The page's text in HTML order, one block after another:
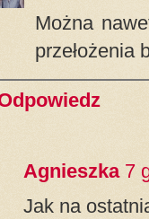
Można
przełożenia
Agnieszka 7
Jak na